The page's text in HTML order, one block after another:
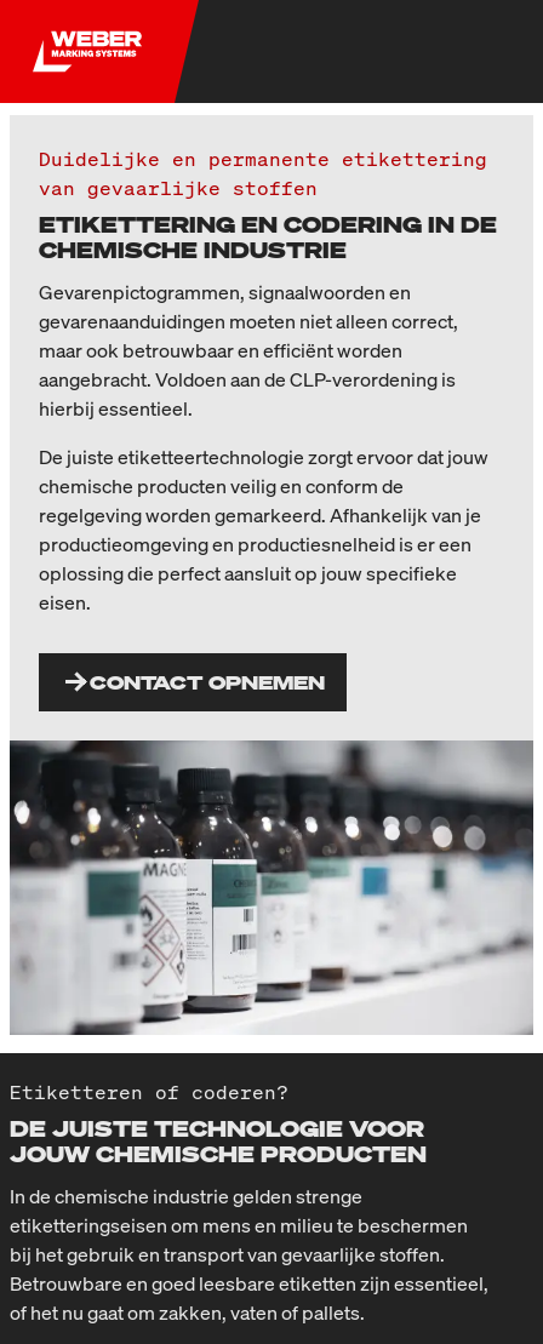
Duidelijke en permanente etikettering
van gevaarlijke stoffen
ETIKETTERING EN CODERING IN DE
CHEMISCHE INDUSTRIE
Gevarenpictogrammen, signaalwoorden en
gevarenaanduidingen moeten niet alleen correct,
maar ook betrouwbaar en efficiënt worden
aangebracht. Voldoen aan de CLP-verordening is
hierbij essentieel.
De juiste etiketteertechnologie zorgt ervoor dat jouw
chemische producten veilig en conform de
regelgeving worden gemarkeerd. Afhankelijk van je
productieomgeving en productiesnelheid is er een
oplossing die perfect aansluit op jouw specifieke
eisen.
CONTACT OPNEMEN
Etiketteren of coderen?
DE JUISTE TECHNOLOGIE VOOR
JOUW CHEMISCHE PRODUCTEN
In de chemische industrie gelden strenge
etiketteringseisen om mens en milieu te beschermen
bij het gebruik en transport van gevaarlijke stoffen.
Betrouwbare en goed leesbare etiketten zijn essentieel,
of het nu gaat om zakken, vaten of pallets.